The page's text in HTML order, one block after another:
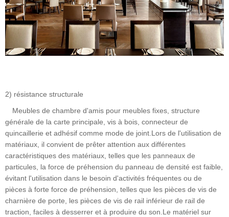
2) résistance structurale
Meubles de chambre d'amis pour meubles fixes, structure
générale de la carte principale, vis à bois, connecteur de
quincaillerie et adhésif comme mode de joint.Lors de l'utilisation de
matériaux, il convient de prêter attention aux différentes
caractéristiques des matériaux, telles que les panneaux de
particules, la force de préhension du panneau de densité est faible,
évitant l'utilisation dans le besoin d'activités fréquentes ou de
pièces à forte force de préhension, telles que les pièces de vis de
charnière de porte, les pièces de vis de rail inférieur de rail de
traction, faciles à desserrer et à produire du son.Le matériel sur